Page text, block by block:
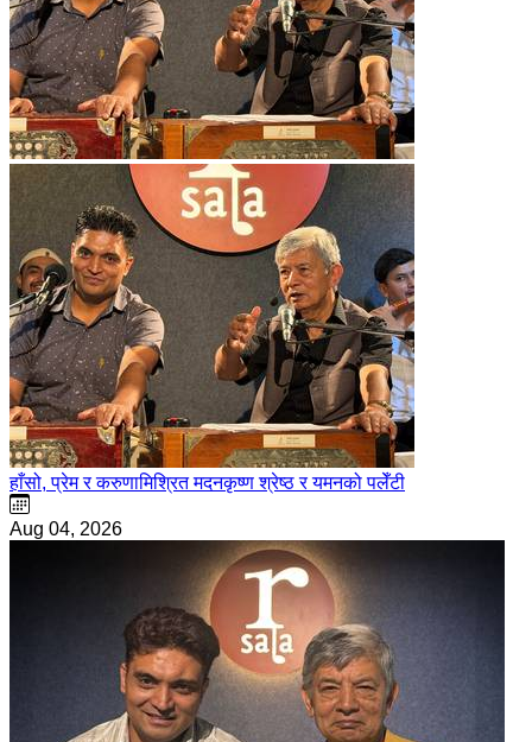
हाँसो, प्रेम र करुणामिश्रित मदनकृष्ण श्रेष्ठ र यमनको पलेँटी
Aug 04, 2026